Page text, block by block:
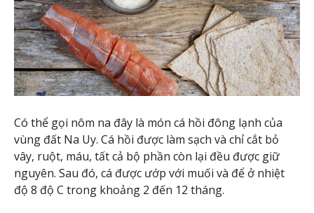
Có thể gọi nôm na đây là món cá hồi đông lạnh của
vùng đất Na Uy. Cá hồi được làm sạch và chỉ cắt bỏ
vây, ruột, máu, tất cả bộ phần còn lại đều được giữ
nguyên. Sau đó, cá được ướp với muối và để ở nhiệt
độ 8 độ C trong khoảng 2 đến 12 tháng.